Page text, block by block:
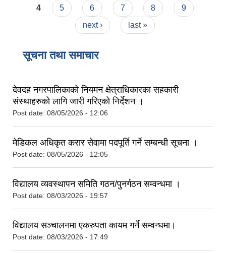
4
5 6 7 8
9
next ›
last »
सूचना तथा समाचार
देवदह नगरपालिकाको नियमन क्षेत्राधिकारका सहकारी
संस्थाहरुको लागि जारी गरिएको निर्देशन ।
Post date: 08/05/2026 - 12:06
मेडिकल अधिकृत करार सेवामा पदपूर्ति गर्ने सम्बन्धी सूचना ।
Post date: 08/05/2026 - 12:05
विद्यालय व्यवस्थापन समिति गठन/पुनर्गठन सम्वन्धमा ।
Post date: 08/03/2026 - 19:57
विद्यालय सञ्चालनमा एकरुपता कायम गर्ने सम्वन्धमा।
Post date: 08/03/2026 - 17:49